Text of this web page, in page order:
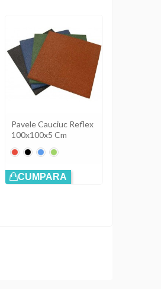
Pavele Cauciuc Reflex
100x100x5 Cm
RoșuNegruAlbastru
Verde
CUMPARA